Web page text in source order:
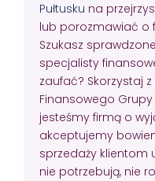
Pułtusku na
lub porozmawiać o
Szukasz
specjalisty
zaufać? Skorzystaj
Finansowego Grupy
jesteśmy firmą o
akceptujemy
sprzedaży klientom
nie potrzebują, nie